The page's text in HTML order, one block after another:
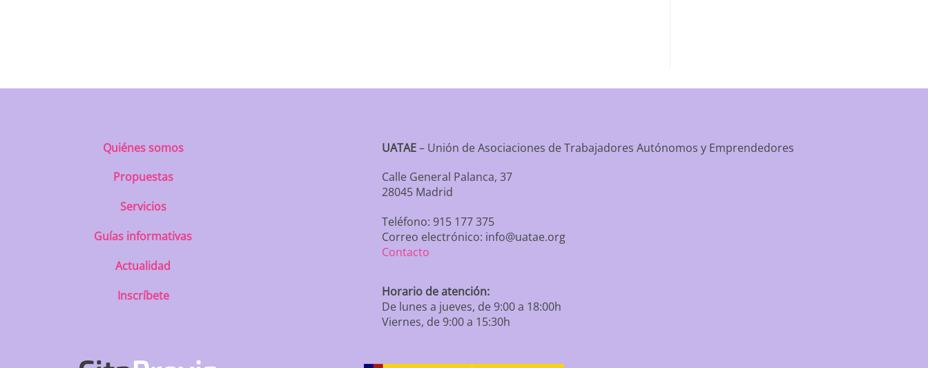
Quiénes somos
Propuestas
Servicios
Guías informativas
Actualidad
Inscríbete
UATAE– Unión de Asociaciones de Trabajadores Autónomos y Emprendedores
Calle General Palanca, 37
28045 Madrid
Teléfono: 915 177 375
Correo electrónico: info@uatae.org
Contacto
Horario de atención:
De lunes a jueves, de 9:00 a 18:00h
Viernes, de 9:00 a 15:30h